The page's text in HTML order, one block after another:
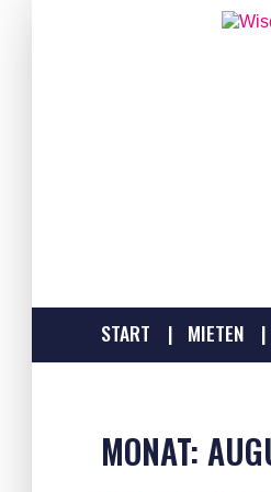
START MIETEN
MONAT: